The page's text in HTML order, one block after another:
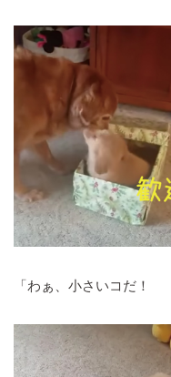
「わぁ、小さいコだ！